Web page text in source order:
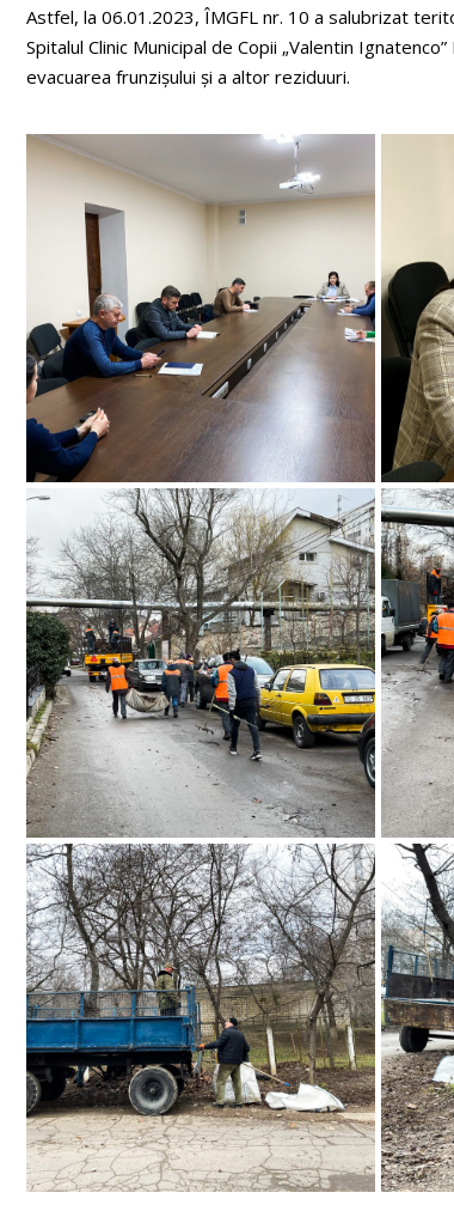
Astfel, la 06.01.2023, ÎMGFL nr. 10 a salubrizat
Spitalul Clinic Municipal de Copii „Valentin
evacuarea frunzișului și a altor reziduuri.